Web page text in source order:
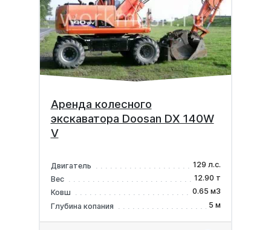
Аренда колесного
экскаватора Doosan DX 140W
V
Двигатель
129 л.с.
Вес
12.90 т
Ковш
0.65 м3
Глубина копания
5 м